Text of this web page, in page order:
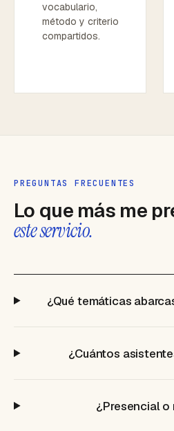
vocabulario,
método y criterio
compartidos.
PREGUNTAS FRECUENTES
Lo que más me
este servicio.
¿Qué temáticas
¿Cuántos
¿Presencial o